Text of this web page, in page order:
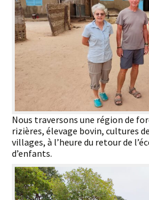
Nous traversons une région de
rizières, élevage bovin, cultures
villages, à l’heure du retour de
d’enfants.